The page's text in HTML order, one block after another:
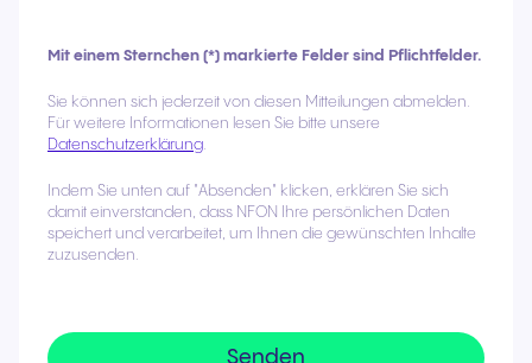
Mit einem Sternchen (*) markierte Felder sind Pflichtfelder.
Sie können sich jederzeit von diesen Mitteilungen abmelden.
Für weitere Informationen lesen Sie bitte unsere
Datenschutzerklärung.
Indem Sie unten auf "Absenden" klicken, erklären Sie sich
damit einverstanden, dass NFON Ihre persönlichen Daten
speichert und verarbeitet, um Ihnen die gewünschten Inhalte
zuzusenden.